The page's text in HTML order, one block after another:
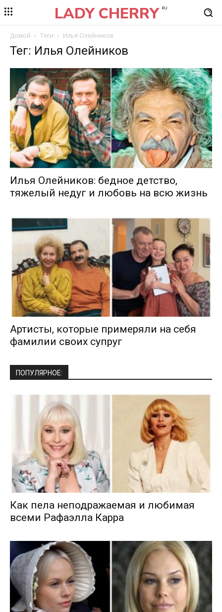
LADY CHERRY RU
Домой Теги Илья Олейников
Тег: Илья Олейников
Илья Олейников: бедное детство,
тяжелый недуг и любовь на всю жизнь
Артисты, которые примеряли на себя
фамилии своих супруг
ПОПУЛЯРНОЕ:
Как пела неподражаемая и любимая
всеми Рафаэлла Карра